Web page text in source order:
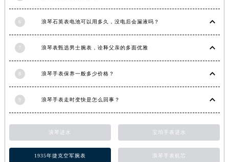
6 浪琴石英表电池可以用多久，没电后会漏液吗？
7 浪琴表甄选男士腕表，诠释父亲的多面优雅
8 浪琴手表保养一般多少价格？
9 浪琴手表走时变快是怎么回事？
浪琴进水 宝珀手表进水
1935年捷克空军腕表 浪琴手表机芯